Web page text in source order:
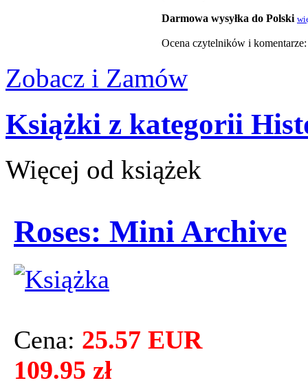
Darmowa wysyłka do Polski
Ocena czytelnikόw i komentarze:
Zobacz i Zamów
Książki z kategorii
Więcej od książek
Roses: Mini Archive
Cena: 25.57 EUR
109.95 zł